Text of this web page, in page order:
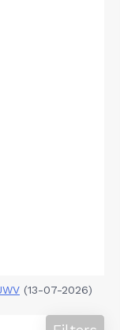
(13-07-2026)